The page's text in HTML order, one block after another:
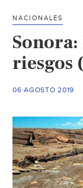
NACIONALES
riesgos
06 AGOSTO 2019